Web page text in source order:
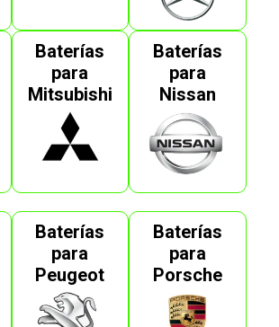
Baterías
para
Mitsubishi
Baterías
para
Nissan
Baterías
para
Peugeot
Baterías
para
Porsche